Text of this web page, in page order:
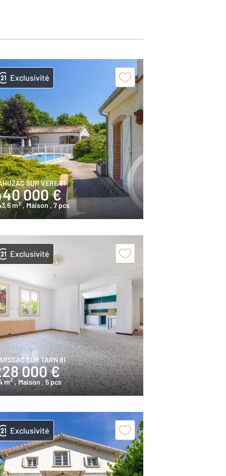
Exclusivité
SUR VERE 81
000 €
m2 , Maison, 7 pcs
Exclusivité
SUR TARN 81
000 €
m2 , Maison , 5 pcs
Exclusivité